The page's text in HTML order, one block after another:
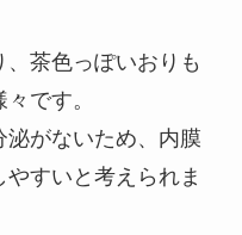
茶色っぽいおりも
です。
がないため、内膜
すいと考えられま